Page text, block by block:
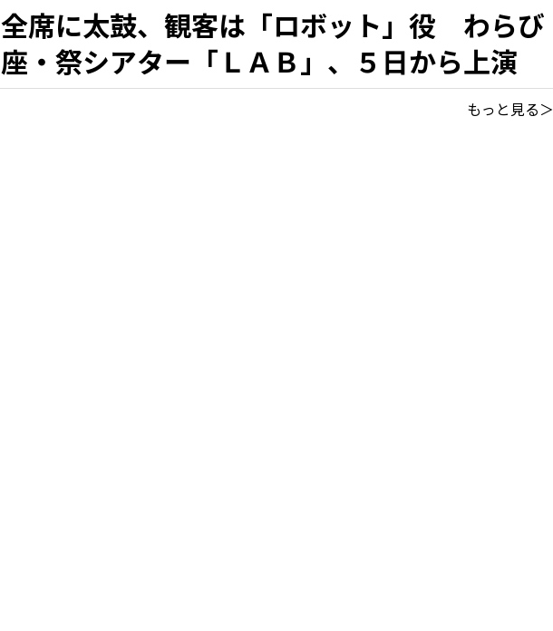
全席に太鼓、観客は「ロボット」役 わらび
座・祭シアター「ＬＡＢ」、５日から上演
もっと見る＞